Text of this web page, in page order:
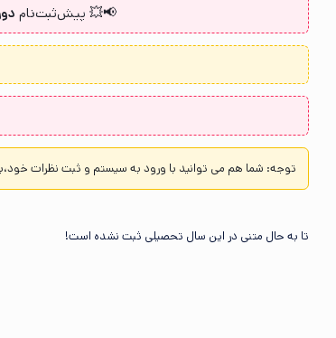
📢💥 پیش‌ثبت‌نام‌
توجه: شما هم می توانید با ورود به سیستم و ثبت نظرات
تا به حال متنی در این سال تحصیلی ثبت نشده است!